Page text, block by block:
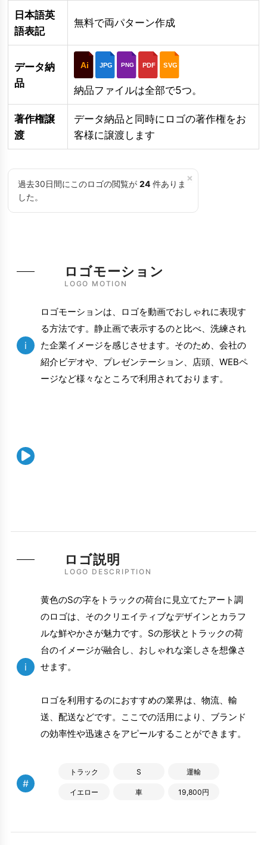
日本語英
語表記
無料で両パターン作成
データ納
品
Ai JPG PNG PDF SVG
納品ファイルは全部で5つ。
著作権譲
渡
データ納品と同時にロゴの著作権をお
客様に譲渡します
×
過去30日間にこのロゴの閲覧が 24 件ありま
した。
LOGO MOTION
ロゴモーション
i
ロゴモーションは、ロゴを動画でおしゃれに表現す
る方法です。静止画で表示するのと比べ、洗練され
た企業イメージを感じさせます。そのため、会社の
紹介ビデオや、プレゼンテーション、店頭、WEBペ
ージなど様々なところで利用されております。

LOGO DESCRIPTION
ロゴ説明
i
黄色のSの字をトラックの荷台に見立てたアート調
のロゴは、そのクリエイティブなデザインとカラフ
ルな鮮やかさが魅力です。Sの形状とトラックの荷
台のイメージが融合し、おしゃれな楽しさを想像さ
せます。
ロゴを利用するのにおすすめの業界は、物流、輸
送、配送などです。ここでの活用により、ブランド
の効率性や迅速さをアピールすることができます。
#
トラック S 運輸
イエロー 車 19,800円